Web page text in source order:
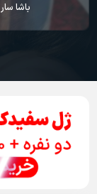
باشا سار